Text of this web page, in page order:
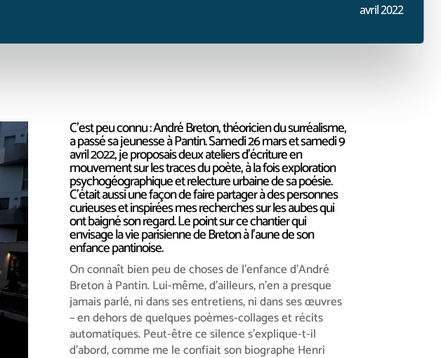
avril 2022
C’est peu connu : André Breton, théoricien du surréalisme,
a passé sa jeunesse à Pantin. Samedi 26 mars et samedi 9
avril 2022, je proposais deux ateliers d’écriture en
mouvement sur les traces du poète, à la fois exploration
psychogéographique et relecture urbaine de sa poésie.
C’était aussi une façon de faire partager à des personnes
curieuses et inspirées mes recherches sur les aubes qui
ont baigné son regard. Le point sur ce chantier qui
envisage la vie parisienne de Breton à l’aune de son
enfance pantinoise.
On connaît bien peu de choses de l’enfance d’André
Breton à Pantin. Lui-même, d’ailleurs, n’en a presque
jamais parlé, ni dans ses entretiens, ni dans ses œuvres
– en dehors de quelques poèmes-collages et récits
automatiques. Peut-être ce silence s’explique-t-il
d’abord, comme me le confiait son biographe Henri